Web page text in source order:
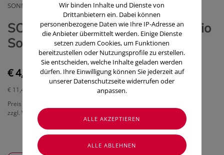
SONNENTOR KRAEUTERHANDELSGMBH
SONNENTOR Gewürzmischung/bio
Sommergemuese 01264 35g
€ 4,00
€ 11,43
Preis inkl. MwSt.
zzgl. Versandkosten
Wir binden Inhalte und Dienste von
Drittanbietern ein. Dabei können
personenbezogene Daten wie Ihre IP-Adresse an
die Anbieter übermittelt werden. Einige Dienste
setzen zudem Cookies, um Funktionen
bereitzustellen oder Nutzungsprofile zu erstellen.
Sie entscheiden, welche Inhalte geladen werden
dürfen. Ihre Einwilligung können Sie jederzeit auf
unserer Datenschutzseite widerrufen oder
anpassen.